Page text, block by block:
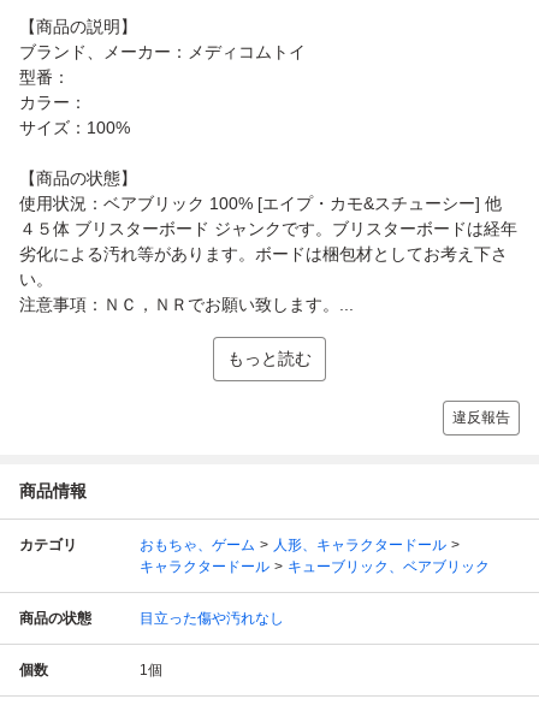
【商品の説明】
ブランド、メーカー：メディコムトイ
型番：
カラー：
サイズ：100%
【商品の状態】
使用状況：ベアブリック 100% [エイプ・カモ&スチューシー] 他
４５体 ブリスターボード ジャンクです。ブリスターボードは経年
劣化による汚れ等があります。ボードは梱包材としてお考え下さ
い。
注意事項：ＮＣ，ＮＲでお願い致します。...
もっと読む
違反報告
商品情報
カテゴリ おもちゃ、ゲーム
人形、キャラクタードール
キャラクタードール
キューブリック、ベアブリック
商品の状態 目立った傷や汚れなし
個数 1個